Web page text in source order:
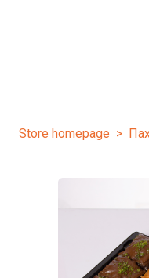
Store homepage